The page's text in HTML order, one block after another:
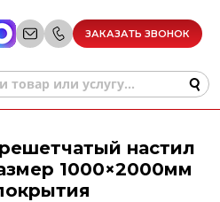
ЗАКАЗАТЬ ЗВОНОК
настил
1000×2000мм